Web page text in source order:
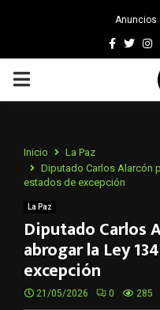
Anuncios
PRIMARY
Inicio
La Paz
Diputado Carlos Alarcón
estados de excepción
La Paz
Diputado Carlos
abrogar la Ley
excepción
21/05/2026 0 285